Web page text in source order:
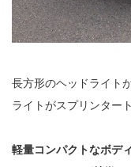
長方形のヘッドライト
ライトがスプリンター
軽量コンパクトなボデ